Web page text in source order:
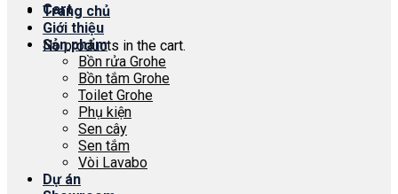
Cart
No products in the cart.
Trang chủ
Giới thiệu
Sản phẩm
Bồn rửa Grohe
Bồn tắm Grohe
Toilet Grohe
Phụ kiện
Sen cây
Sen tắm
Vòi Lavabo
Dự án